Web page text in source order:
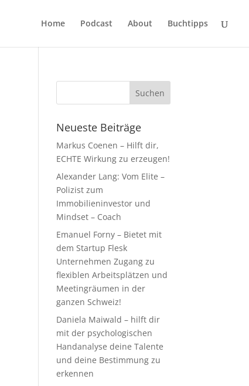
Home Podcast About Buchtipps
Neueste Beiträge
Markus Coenen – Hilft dir,
ECHTE Wirkung zu erzeugen!
Alexander Lang: Vom Elite –
Polizist zum
Immobilieninvestor und
Mindset – Coach
Emanuel Forny – Bietet mit
dem Startup Flesk
Unternehmen Zugang zu
flexiblen Arbeitsplätzen und
Meetingräumen in der
ganzen Schweiz!
Daniela Maiwald – hilft dir
mit der psychologischen
Handanalyse deine Talente
und deine Bestimmung zu
erkennen